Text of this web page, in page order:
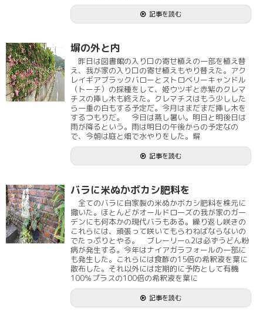
記事を読む
塀の外と内
昨日は図書館の入り口の寄せ植えの一部を植え替
え、我が家の入り口の寄せ植えもやり替えた。アク
レイギアブラックバローとストロベリーキャンドル
（トーチ）の採種をして、姫ウツギと赤紫のクレマ
チスの挿し木も終えた。クレマチスはもう少しした
ら一重の白もする予定だ。今月はまだまだ挿し木を
するつもりだ。 今日は蒸し暑い。明日と明後日は
雨が降るという。雨は明日の午後からの予定なの
で、今朝は庭と畑で水やりをした。塀
記事を読む
バラに米ぬかボカシ肥料を
全てのバラに自家製の米ぬかボカシ肥料を株元に
撒いた。ほとんどがオールドローズの我が家のガー
デンにも何本かの現代バラもある。繰り返し咲きの
これらには、頑張って咲いてもらわねばならないの
でたっぷりとやる。 ブレーリーo.2は必ずうどん粉
病が発生する。今年はナイアガラフォールの一部に
も発生した。これらには食酢の15倍の希釈液を葉に
散布した。それ以外には定期的に予防として有機
100％プラスの100倍の希釈液を葉に
記事を読む